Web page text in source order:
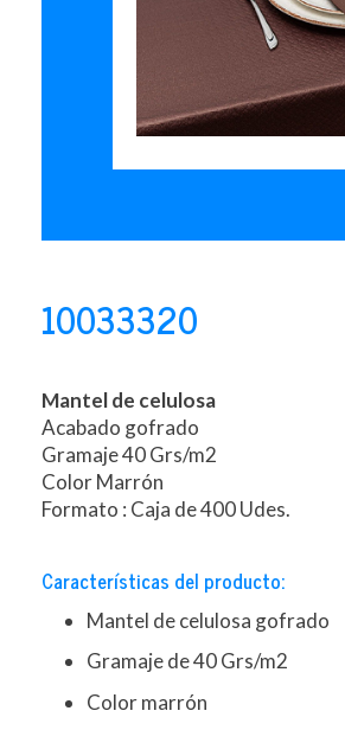
10033320
Mantel de celulosa
Acabado gofrado
Gramaje 40 Grs/m2
Color Marrón
Formato : Caja de 400 Udes.
Características del producto:
Mantel de celulosa gofrado
Gramaje de 40 Grs/m2
Color marrón